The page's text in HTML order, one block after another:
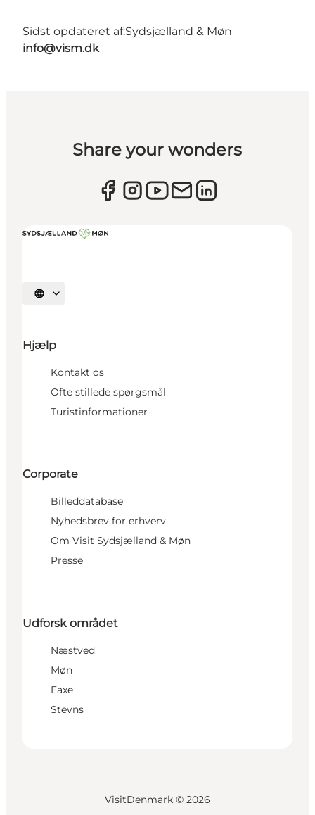
Sidst opdateret af:Sydsjælland & Møn
info@vism.dk
Share your wonders
Vælg sprog
Hjælp
Kontakt os
Ofte stillede spørgsmål
Turistinformationer
Corporate
Billeddatabase
Nyhedsbrev for erhverv
Om Visit Sydsjælland & Møn
Presse
Udforsk området
Næstved
Møn
Faxe
Stevns
VisitDenmark © 2026